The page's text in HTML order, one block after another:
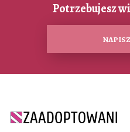
Potrzebujesz